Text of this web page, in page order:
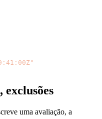
exclusões
uma avaliação, a